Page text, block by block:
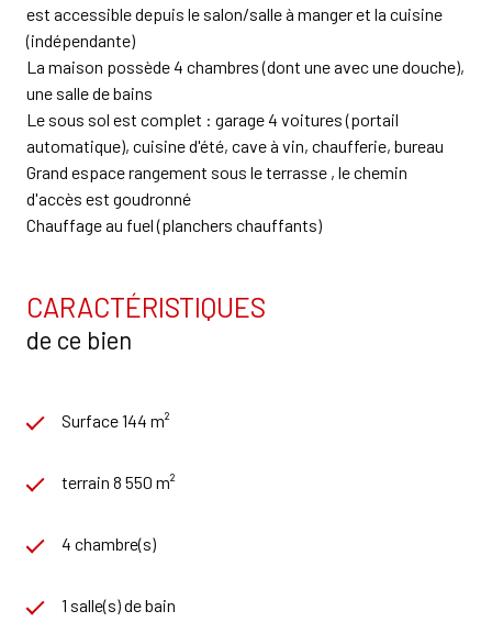
est accessible depuis le salon/salle à manger et la cuisine
(indépendante)
La maison possède 4 chambres (dont une avec une douche),
une salle de bains
Le sous sol est complet : garage 4 voitures (portail
automatique), cuisine d'été, cave à vin, chaufferie, bureau
Grand espace rangement sous le terrasse , le chemin
d'accès est goudronné
Chauffage au fuel (planchers chauffants)
CARACTÉRISTIQUES
de ce bien
Surface 144 m²
terrain 8 550 m²
4 chambre(s)
1 salle(s) de bain